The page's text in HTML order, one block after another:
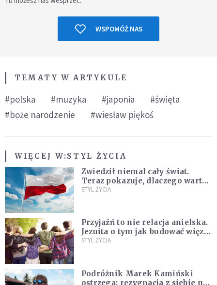
WSPOMÓŻ NAS
TEMATY W ARTYKULE
#polska #muzyka #japonia
#święta
#boże narodzenie
#wiesław piękoś
WIĘCEJ W:STYL ŻYCIA
Zwiedził niemal cały świat.
Teraz pokazuje, dlaczego warto
zakochać się w Polsce
STYL ŻYCIA
Przyjaźń to nie relacja anielska.
Jezuita o tym jak budować więzi
na całe życie
STYL ŻYCIA
Podróżnik Marek Kamiński
ostrzega: rezygnacja z siebie na